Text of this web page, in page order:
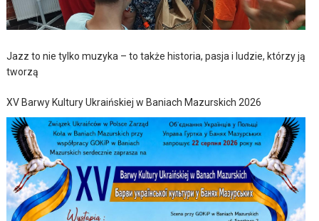
Jazz to nie tylko muzyka – to także historia, pasja i ludzie, którzy ją
tworzą
XV Barwy Kultury Ukraińskiej w Baniach Mazurskich 2026